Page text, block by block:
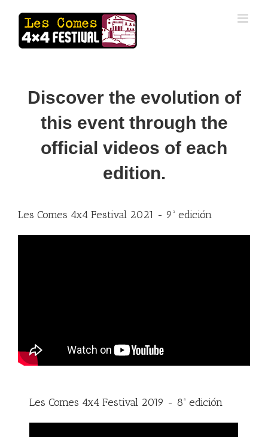
content
Discover the evolution of
this event through the
official videos of each
edition.
Les Comes 4x4 Festival 2021 - 9ª edición
Les Comes 4x4 Festival 2019 - 8ª edición